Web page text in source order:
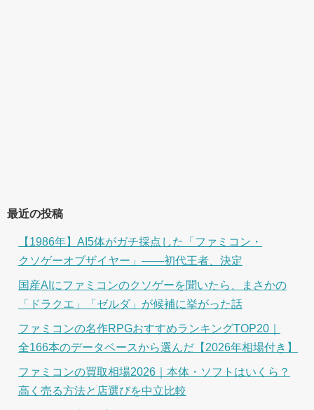
最近の投稿
【1986年】AI5体がガチ採点した「ファミコン・
クソゲーオブザイヤー」――初代王者、決定
国産AIにファミコンのクソゲーを聞いたら、まさかの
「ドラクエ」「ゼルダ」が候補に挙がった話
ファミコンの名作RPGおすすめランキングTOP20｜
全166本のデータベースから選んだ【2026年相場付き】
ファミコンの買取相場2026｜本体・ソフトはいくら？
高く売る方法と店選びを中立比較